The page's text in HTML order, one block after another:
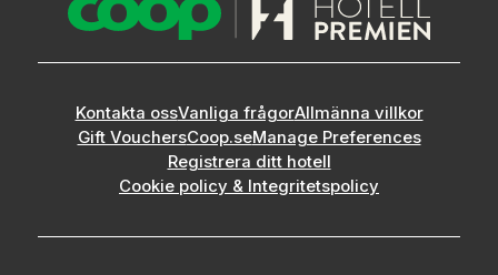
Kontakta ossVanliga frågorAllmänna villkor
Gift VouchersCoop.seManage Preferences
Registrera ditt hotell
Cookie policy & Integritetspolicy